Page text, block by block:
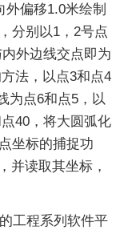
偏移1.0米绘制
分别以1，2号点
外边线交点即为
法，以点3和点4
为点6和点5，以
40，将大圆弧化
坐标的捕捉功
并读取其坐标，
工程系列软件平